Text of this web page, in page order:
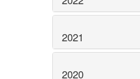
2021
2020